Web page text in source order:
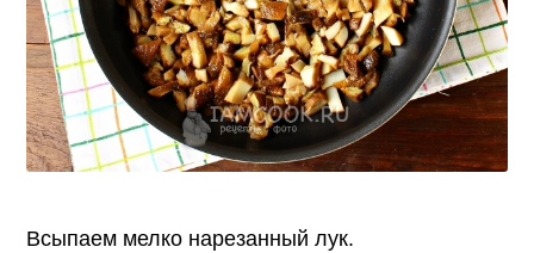
Всыпаем мелко нарезанный лук.